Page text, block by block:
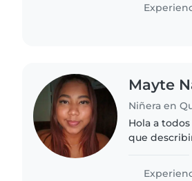
Mayte
Niñera en
Hola a
que
Disfruto